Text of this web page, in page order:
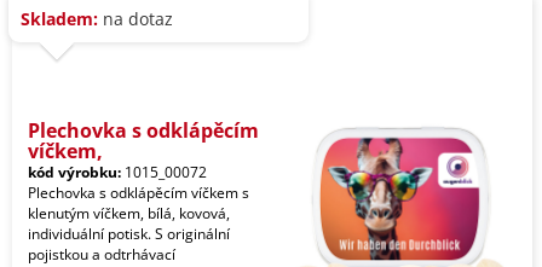
Skladem: na dotaz
Plechovka s odklápěcím
víčkem,
kód výrobku: 1015_00072
Plechovka s odklápěcím víčkem s
klenutým víčkem, bílá, kovová,
individuální potisk. S originální
pojistkou a odtrhávací